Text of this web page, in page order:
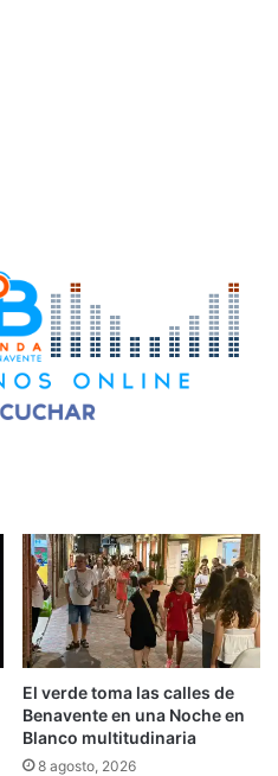
El verde toma las calles de
Benavente en una Noche en
Blanco multitudinaria
8 agosto, 2026